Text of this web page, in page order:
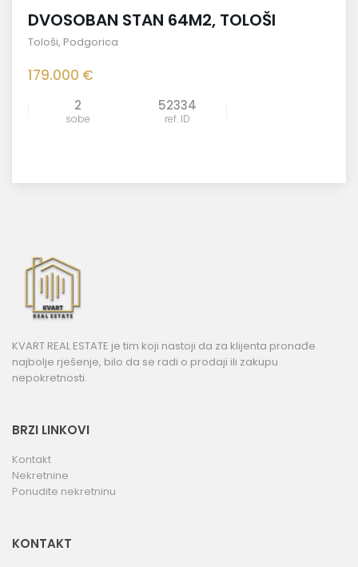
DVOSOBAN STAN 64M2, TOLOŠI
Tološi, Podgorica
179.000 €
2
sobe
52334
ref. ID
KVART REAL ESTATE je tim koji nastoji da za klijenta pronađe
najbolje rješenje, bilo da se radi o prodaji ili zakupu
nepokretnosti.
BRZI LINKOVI
Kontakt
Nekretnine
Ponudite nekretninu
KONTAKT